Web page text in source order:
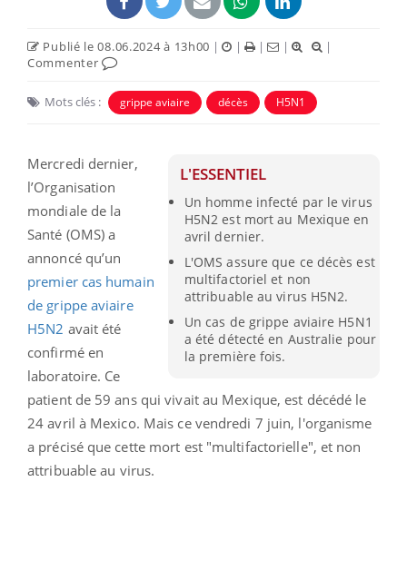
Publié le 08.06.2024 à 13h00 | | | |
|
Commenter
Mots clés : grippe aviaire décès H5N1
L'ESSENTIEL
Un homme infecté par le virus
H5N2 est mort au Mexique en
avril dernier.
L'OMS assure que ce décès est
multifactoriel et non
attribuable au virus H5N2.
Un cas de grippe aviaire H5N1
a été détecté en Australie pour
la première fois.
Mercredi dernier,
l’Organisation
mondiale de la
Santé (OMS) a
annoncé qu’un
premier cas humain
de grippe aviaire
H5N2 avait été
confirmé en
laboratoire. Ce
patient de 59 ans qui vivait au Mexique, est décédé le
24 avril à Mexico. Mais ce vendredi 7 juin, l'organisme
a précisé que cette mort est "multifactorielle", et non
attribuable au virus.